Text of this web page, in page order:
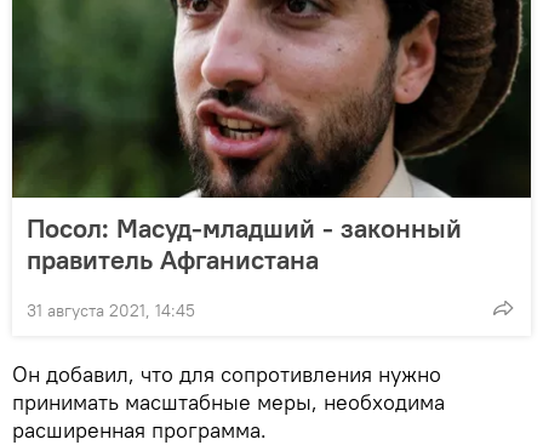
Посол: Масуд-младший - законный
правитель Афганистана
31 августа 2021, 14:45
Он добавил, что для сопротивления нужно
принимать масштабные меры, необходима
расширенная программа.